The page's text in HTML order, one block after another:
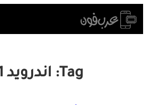
Skip
to
Tag: اندرويد 11